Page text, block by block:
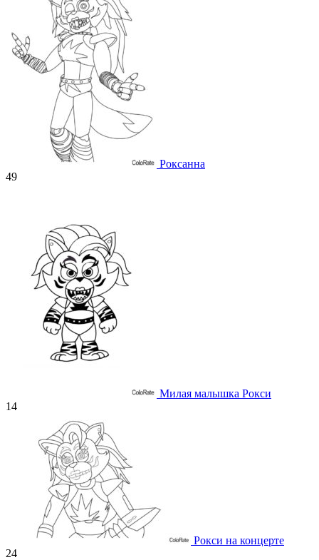
Роксанна
49
Милая малышка Рокси
14
Рокси на концерте
24